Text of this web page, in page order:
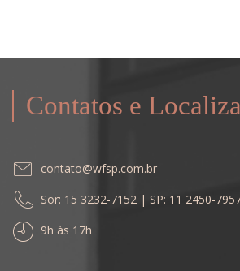
Contatos e
contato@wfsp.com.br
Sor: 15 3232-7152 | SP: 11 2450-
9h às 17h